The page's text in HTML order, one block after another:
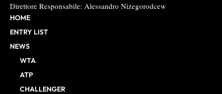
Direttore Responsabile: Alessandro Nizegorodcew
HOME
ENTRY LIST
NEWS
WTA
ATP
CHALLENGER